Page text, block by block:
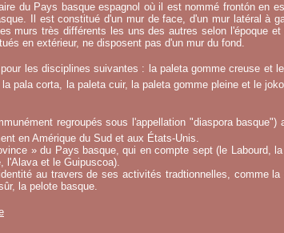
du Pays basque espagnol où il est nommé frontón en
Il est constitué d'un mur de face, d'un mur latéral à
murs très différents les uns des autres selon l'époque et
en extérieur, ne disposent pas d'un mur du fond.
les disciplines suivantes : la paleta gomme creuse et
pala corta, la paleta cuir, la paleta gomme pleine et le
regroupés sous l'appellation "diaspora basque")
en Amérique du Sud et aux États-Unis.
» du Pays basque, qui en compte sept (le Labourd,
l'Alava et le Guipuscoa).
au travers de ses activités tradtionnelles, comme la
la pelote basque.